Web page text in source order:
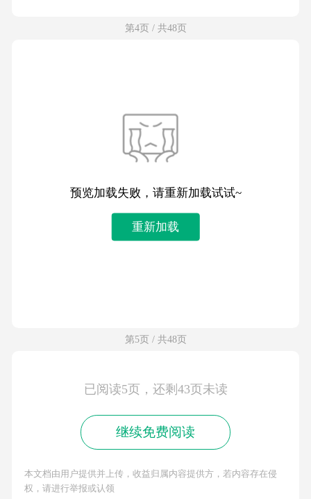
第4页 / 共48页
预览加载失败，请重新加载试试~
重新加载
第5页 / 共48页
已阅读5页，还剩43页未读
继续免费阅读
本文档由用户提供并上传，收益归属内容提供方，若内容存在侵
权，请进行举报或认领